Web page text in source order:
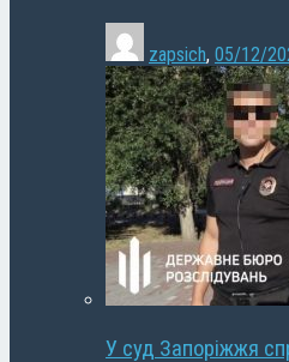
zapsich, 05/12/
У суд Запоріжжя